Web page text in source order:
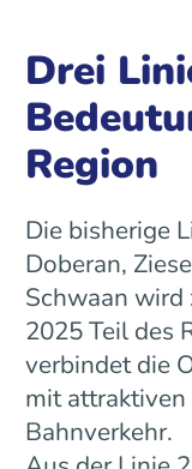
Drei
Region
Die bisherige
Doberan,
Schwaan wird
2025 Teil des
verbindet die
mit
Bahnverkehr.